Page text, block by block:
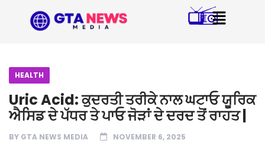
HEALTH
Uric Acid: ਕੁਦਰਤੀ ਤਰੀਕੇ ਨਾਲ ਘਟਾਓ ਯੂਰਿਕ
ਐਸਿਡ ਦੇ ਪੱਧਰ ਤੇ ਪਾਓ ਜੋੜਾਂ ਦੇ ਦਰਦ ਤੋਂ ਰਾਹਤ |
BY GTA NEWS MEDIA NOVEMBER 6, 2025